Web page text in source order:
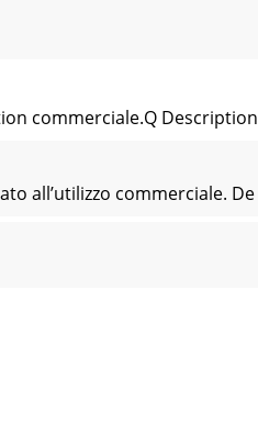
commerciale.Q Description
all’utilizzo commerciale. De